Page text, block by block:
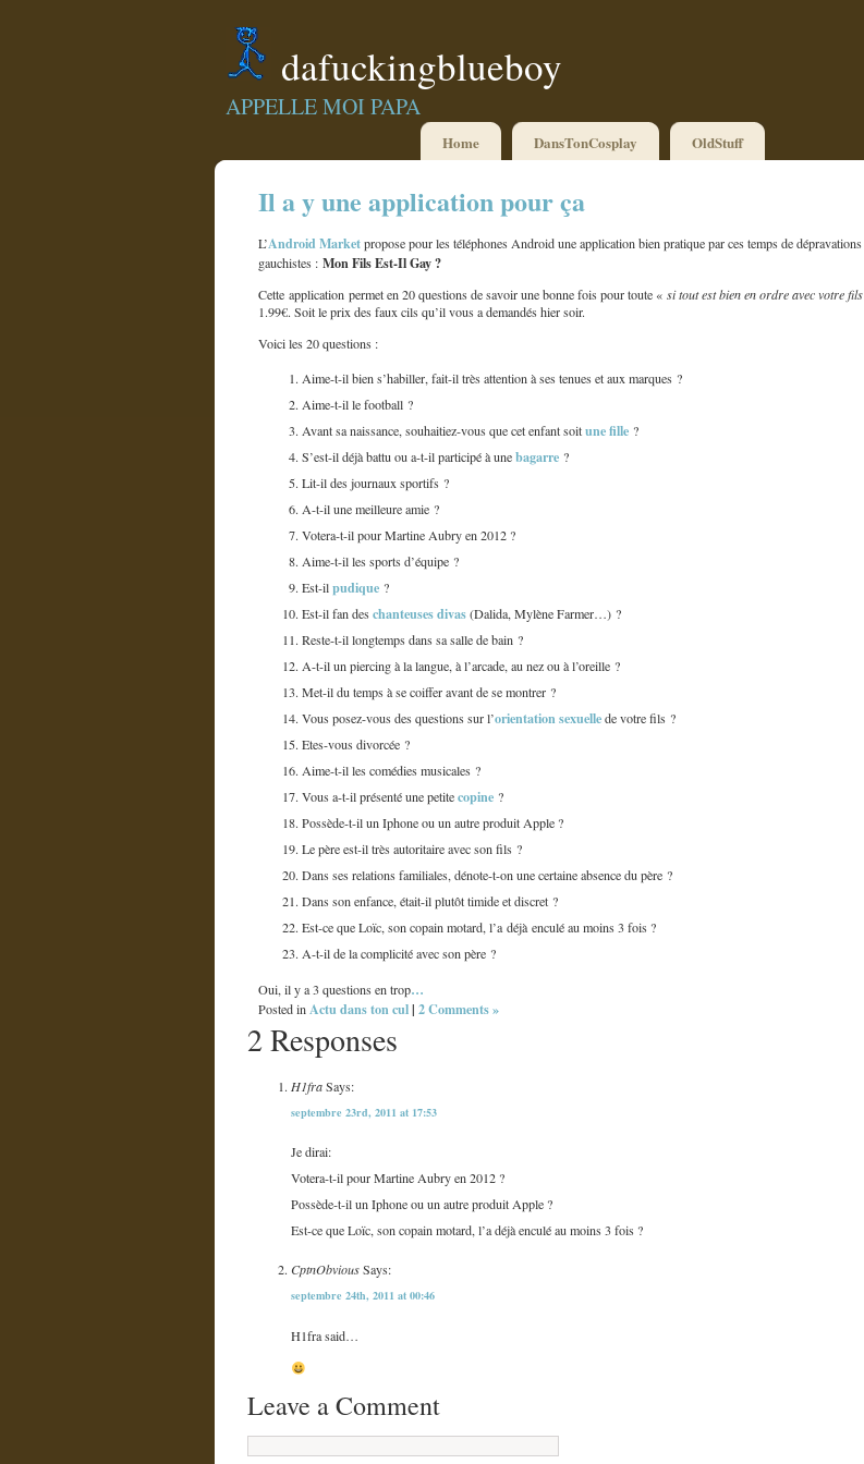
dafuckingblueboy
APPELLE MOI PAPA
Home DansTonCosplay OldStuff
Il a y une application pour ça
L’Android Marketpropose pour les téléphones Android une application bien pratique par ces temps de dépravations
gauchistes : Mon Fils Est-Il Gay?
Cette application permet en 20 questions de savoir une bonne fois pour toute « si tout est bien en ordre avec votre fils
1.99€. Soit le prix des faux cils qu’il vous a demandés hier soir.
Voici les 20 questions :
Aime-t-il bien s’habiller, fait-il très attention à ses tenues et aux marques ?
Aime-t-il le football ?
Avant sa naissance, souhaitiez-vous que cet enfant soitune fille ?
S’est-il déjà battu ou a-t-il participé à unebagarre ?
Lit-il des journaux sportifs ?
A-t-il une meilleure amie ?
Votera-t-il pour Martine Aubry en 2012 ?
Aime-t-il les sports d’équipe ?
Est-ilpudique ?
Est-il fan deschanteuses divas(Dalida, Mylène Farmer…) ?
Reste-t-il longtemps dans sa salle de bain ?
A-t-il un piercing à la langue, à l’arcade, au nez ou à l’oreille ?
Met-il du temps à se coiffer avant de se montrer ?
Vous posez-vous des questions sur l’orientation sexuellede votre fils ?
Etes-vous divorcée ?
Aime-t-il les comédies musicales ?
Vous a-t-il présenté une petitecopine ?
Possède-t-il un Iphone ou un autre produit Apple ?
Le père est-il très autoritaire avec son fils ?
Dans ses relations familiales, dénote-t-on une certaine absence du père ?
Dans son enfance, était-il plutôt timide et discret ?
Est-ce que Loïc, son copain motard, l’a déjà enculé au moins 3 fois ?
A-t-il de la complicité avec son père ?
Oui, il y a 3 questions en trop…
Posted inActu dans ton cul| 2 Comments »
2 Responses
H1fraSays:
septembre 23rd, 2011 at 17:53
Je dirai:
Votera-t-il pour Martine Aubry en 2012 ?
Possède-t-il un Iphone ou un autre produit Apple ?
Est-ce que Loïc, son copain motard, l’a déjà enculé au moins 3 fois ?
CptnObviousSays:
septembre 24th, 2011 at 00:46
H1fra said…
Leave a Comment